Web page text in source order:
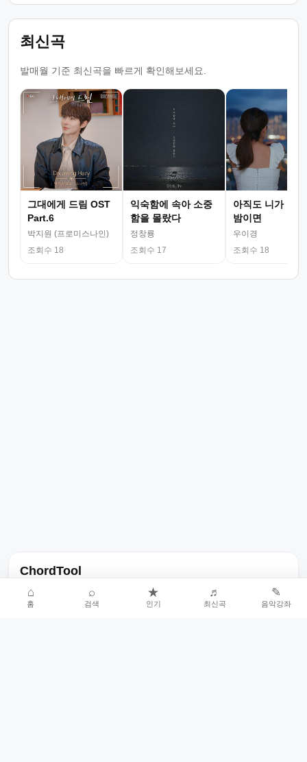
최신곡
발매월 기준 최신곡을 빠르게 확인해보세요.
그대에게 드림 OST
Part.6
박지원 (프로미스나인)
조회수 18
익숙함에 속아 소중
함을 몰랐다
정창룡
조회수 17
아직도 니가 그
밤이면
우이경
조회수 18
ChordTool
노래 가사, 곡 정보, 코드, 악보를 한곳에서 찾을 수 있는 음악 정보
서비스입니다.
⌂
홈
⌕
검색
★
인기
♬
최신곡
✎
음악강좌